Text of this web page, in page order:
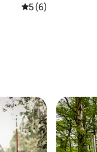
Durchschnittliche
5 (6)